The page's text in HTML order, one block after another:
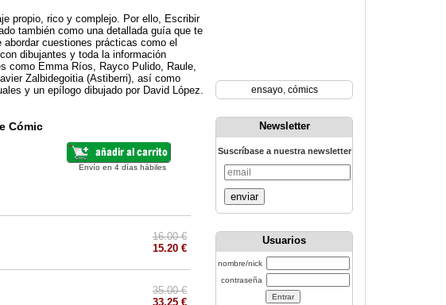
propio, rico y complejo. Por ello, Escribir
también como una detallada guía que te
cuestiones prácticas como el
dibujantes y toda la información
como Emma Ríos, Rayco Pulido, Raule,
Zalbidegoitia (Astiberri), así como
y un epílogo dibujado por David López.
Cómic
Envío en 4 días hábiles
16.00 €
15.20 €
35.00 €
33.25 €
ensayo, cómics
Newsletter
Suscríbase a nuestra newsletter
enviar
Usuarios
nombre/nick
contraseña